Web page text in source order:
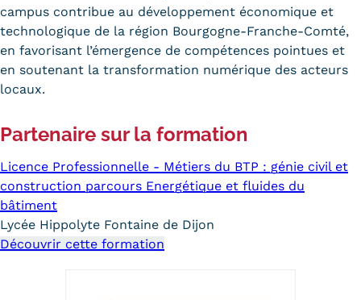
OFFRE NATIONALE
Catalogue national
suites de parcours
Formation en présentiel
Alternance
campus contribue au développement économique et
technologique de la région Bourgogne-Franche-Comté,
en favorisant l’émergence de compétences pointues et
en soutenant la transformation numérique des acteurs
locaux.
Partenaire sur la formation
Licence Professionnelle - Métiers du BTP : génie civil et
construction parcours Energétique et fluides du
bâtiment
Lycée Hippolyte Fontaine de Dijon
Découvrir cette formation